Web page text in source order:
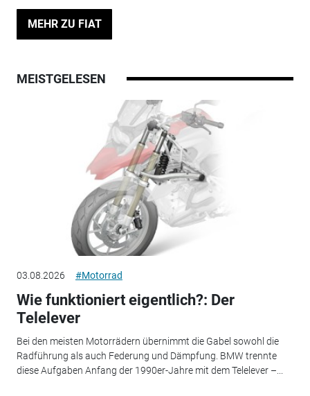
MEHR ZU FIAT
MEISTGELESEN
03.08.2026 #Motorrad
Wie funktioniert eigentlich?: Der
Telelever
Bei den meisten Motorrädern übernimmt die Gabel sowohl die
Radführung als auch Federung und Dämpfung. BMW trennte
diese Aufgaben Anfang der 1990er-Jahre mit dem Telelever –...